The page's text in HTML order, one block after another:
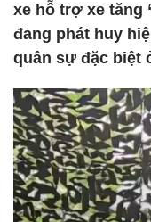
xe hỗ trợ xe tăng
đang phát huy
quân sự đặc biệt